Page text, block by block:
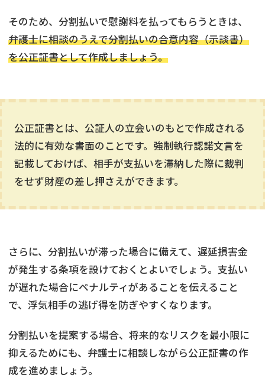
そのため、分割払いで慰謝料を払ってもらうときは、
弁護士に相談のうえで分割払いの合意内容（示談書）
を公正証書として作成しましょう。
公正証書とは、公証人の立会いのもとで作成される
法的に有効な書面のことです。強制執行認諾文言を
記載しておけば、相手が支払いを滞納した際に裁判
をせず財産の差し押さえができます。
さらに、分割払いが滞った場合に備えて、遅延損害金
が発生する条項を設けておくとよいでしょう。支払い
が遅れた場合にペナルティがあることを伝えること
で、浮気相手の逃げ得を防ぎやすくなります。
分割払いを提案する場合、将来的なリスクを最小限に
抑えるためにも、弁護士に相談しながら公正証書の作
成を進めましょう。